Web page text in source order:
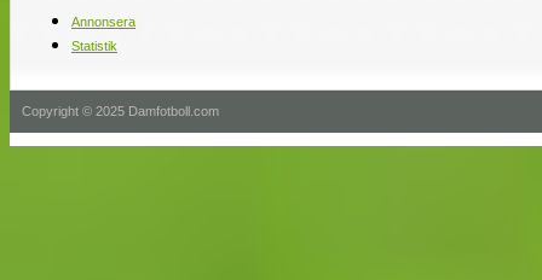
Annonsera
Statistik
Copyright © 2025 Damfotboll.com